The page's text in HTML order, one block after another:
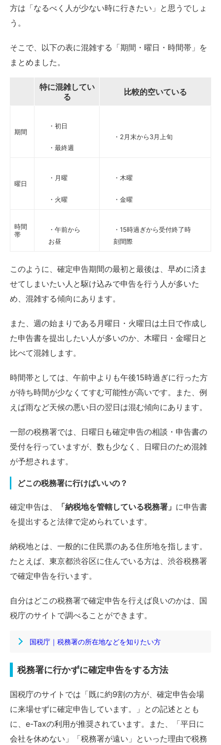
方は「なるべく人が少ない時に行きたい」と思うでしょ
う。
そこで、以下の表に混雑する「期間・曜日・時間帯」を
まとめました。
特に混雑してい
る
比較的空いている
期間
・初日
・最終週
・2月末から3月上旬
曜日
・月曜
・火曜
・木曜
・金曜
時間
帯
・午前から
お昼
・15時過ぎから受付終了時
刻間際
このように、確定申告期間の最初と最後は、早めに済ま
せてしまいたい人と駆け込みで申告を行う人が多いた
め、混雑する傾向にあります。
また、週の始まりである月曜日・火曜日は土日で作成し
た申告書を提出したい人が多いのか、木曜日・金曜日と
比べて混雑します。
時間帯としては、午前中よりも午後15時過ぎに行った方
が待ち時間が少なくてすむ可能性が高いです。また、例
えば雨など天候の悪い日の翌日は混む傾向にあります。
一部の税務署では、日曜日も確定申告の相談・申告書の
受付を行っていますが、数も少なく、日曜日のため混雑
が予想されます。
どこの税務署に行けばいいの？
確定申告は、 「納税地を管轄している税務署」 に申告書
を提出すると法律で定められています。
納税地とは、一般的に住民票のある住所地を指します。
たとえば、東京都渋谷区に住んでいる方は、渋谷税務署
で確定申告を行います。
自分はどこの税務署で確定申告を行えば良いのかは、国
税庁のサイトで調べることができます。
国税庁｜税務署の所在地などを知りたい方
税務署に行かずに確定申告をする方法
国税庁のサイトでは「既に約9割の方が、確定申告会場
に来場せずに確定申告しています。」との記述ととも
に、e-Taxの利用が推奨されています。また、「平日に
会社を休めない」「税務署が遠い」といった理由で税務